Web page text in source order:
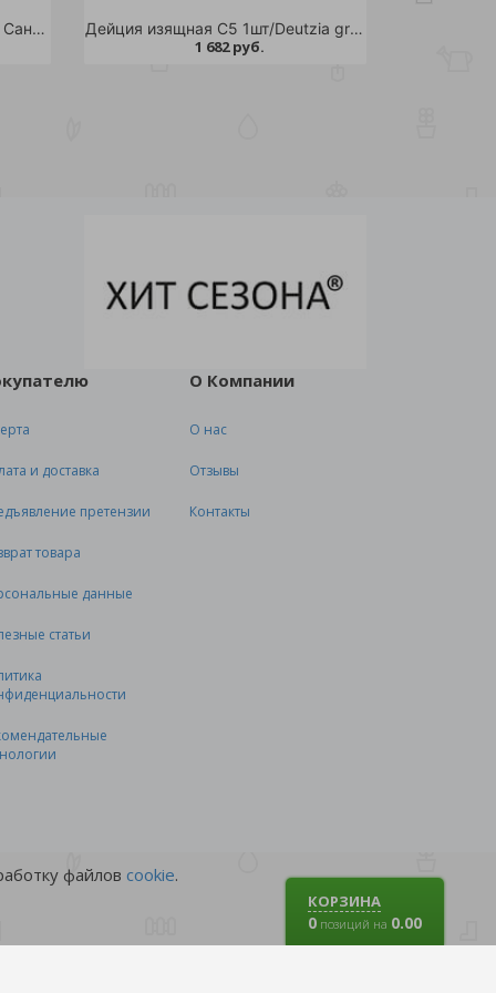
Дейция гибридная Распберри Сандей Лоу С5 1шт/Deutzia RASPBERRY SUNDAE Low Дейция изящная С5 1шт/Deutzia gracilis
1 682 руб.
КОРЗИНА
0 позиций на 0.00
и доставка
претензии
товара
данные
статьи
О Компании
О нас
Отзывы
Контакты
файлов cookie.